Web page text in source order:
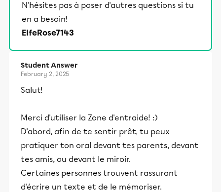
N'hésites pas à poser d'autres questions si tu
en a besoin!
ElfeRose7143
Student Answer
February 2, 2025
Salut!
Merci d'utiliser la Zone d'entraide! :)
D'abord, afin de te sentir prêt, tu peux
pratiquer ton oral devant tes parents, devant
tes amis, ou devant le miroir.
Certaines personnes trouvent rassurant
d'écrire un texte et de le mémoriser.